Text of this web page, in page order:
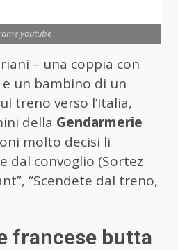
youtube
– una coppia con
un bambino di un
treno verso l’Italia,
della Gendarmerie
molto decisi li
dal convoglio (Sortez
“Scendete dal treno,
francese butta